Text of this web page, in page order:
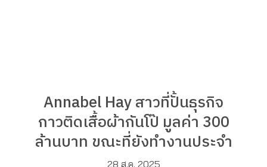
Annabel Hay สาวที่ปั้นธุรกิจ
กาวติดเสื้อผ้ากันโป๊ มูลค่า 300
ล้านบาท ขณะที่ยังทำงานประจำ
28 ส.ค. 2025